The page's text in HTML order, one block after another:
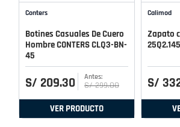
Conters
Botines Casuales De Cuero
Hombre CONTERS CLQ3-BN-
45
S/ 209.30 S/ 299.00
VER PRODUCTO
Calimod
Zapato
S/